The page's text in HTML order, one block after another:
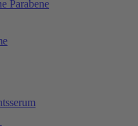
Parabene